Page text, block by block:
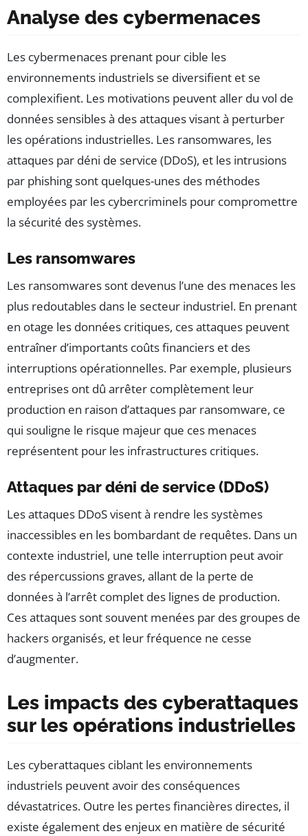
Analyse des cybermenaces
Les cybermenaces prenant pour cible les
environnements industriels se diversifient et se
complexifient. Les motivations peuvent aller du vol de
données sensibles à des attaques visant à perturber
les opérations industrielles. Les ransomwares, les
attaques par déni de service (DDoS), et les intrusions
par phishing sont quelques-unes des méthodes
employées par les cybercriminels pour compromettre
la sécurité des systèmes.
Les ransomwares
Les ransomwares sont devenus l’une des menaces les
plus redoutables dans le secteur industriel. En prenant
en otage les données critiques, ces attaques peuvent
entraîner d’importants coûts financiers et des
interruptions opérationnelles. Par exemple, plusieurs
entreprises ont dû arrêter complètement leur
production en raison d’attaques par ransomware, ce
qui souligne le risque majeur que ces menaces
représentent pour les infrastructures critiques.
Attaques par déni de service (DDoS)
Les attaques DDoS visent à rendre les systèmes
inaccessibles en les bombardant de requêtes. Dans un
contexte industriel, une telle interruption peut avoir
des répercussions graves, allant de la perte de
données à l’arrêt complet des lignes de production.
Ces attaques sont souvent menées par des groupes de
hackers organisés, et leur fréquence ne cesse
d’augmenter.
Les impacts des cyberattaques
sur les opérations industrielles
Les cyberattaques ciblant les environnements
industriels peuvent avoir des conséquences
dévastatrices. Outre les pertes financières directes, il
existe également des enjeux en matière de sécurité